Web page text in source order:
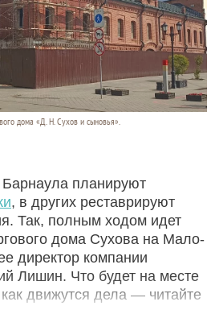
дома «Д. Н. Сухов и сыновья».
планируют
, в других реставрируют
Так, полным ходом идет
дома Сухова на Мало-
директор компании
Лишин. Что будет на месте
движутся дела — читайте